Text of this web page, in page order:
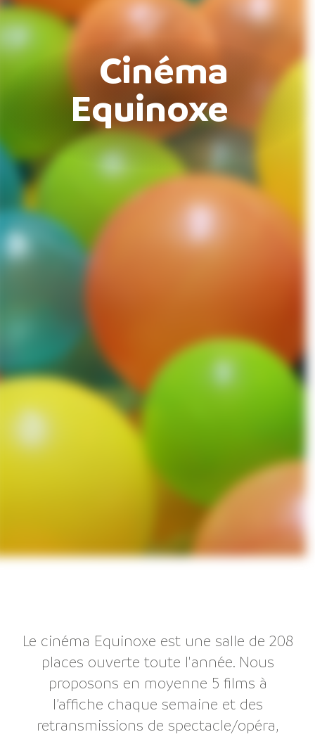
Cinéma
Equinoxe
Le cinéma Equinoxe est une salle de 208
places ouverte toute l'année. Nous
proposons en moyenne 5 films à
l’affiche chaque semaine et des
retransmissions de spectacle/opéra,